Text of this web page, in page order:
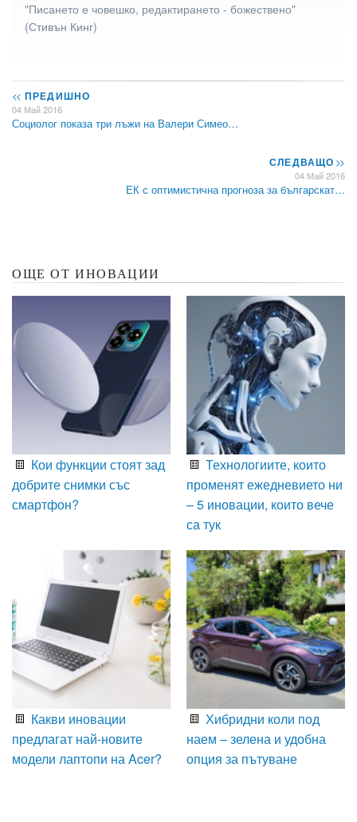
"Писането е човешко, редактирането - божествено"
(Стивън Кинг)
<< ПРЕДИШНО
04 Май 2016
Социолог показа три лъжи на Валери Симео…
СЛЕДВАЩО>>
04 Май 2016
ЕК с оптимистична прогноза за българскат…
ОЩЕ ОТ ИНОВАЦИИ
Кои функции стоят зад
добрите снимки със
смартфон?
Технологиите, които
променят ежедневието ни
– 5 иновации, които вече
са тук
Какви иновации
предлагат най-новите
модели лаптопи на Acer?
Хибридни коли под
наем – зелена и удобна
опция за пътуване